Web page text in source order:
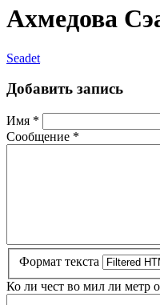
Ахмедова
Seadet
Добавить запись
Имя *
Сообщение *
Формат текста
Ко ли чест во мил ли метр